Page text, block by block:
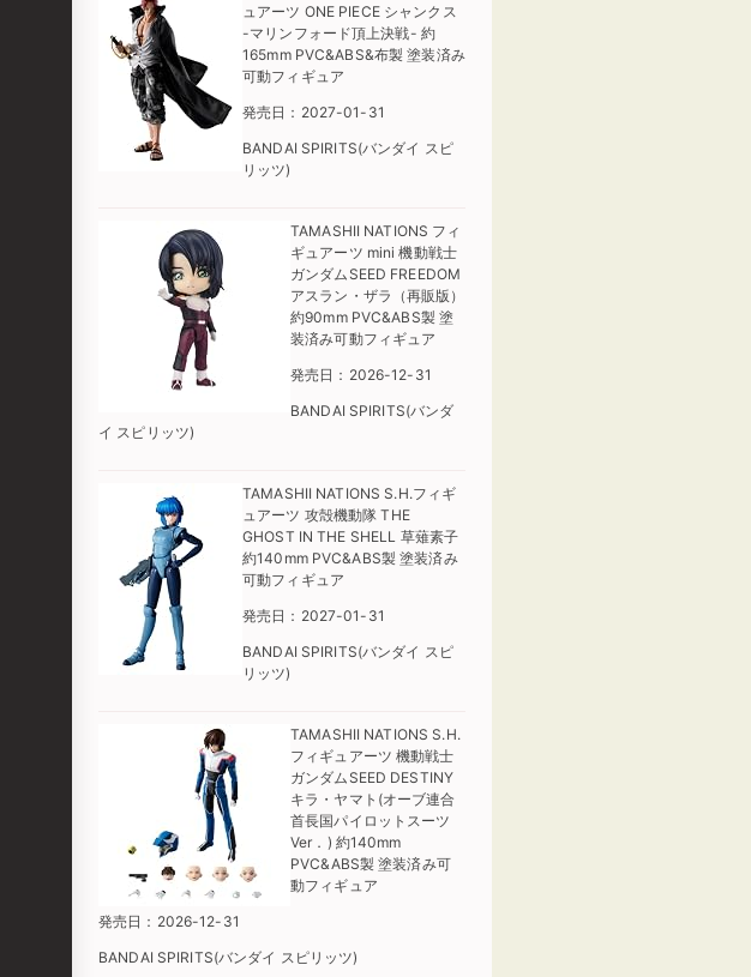
ュアーツ ONE PIECE シャンクス
-マリンフォード頂上決戦- 約
165mm PVC&ABS&布製 塗装済み
可動フィギュア
発売日：2027-01-31
BANDAI SPIRITS(バンダイ スピ
リッツ)
TAMASHII NATIONS フィ
ギュアーツ mini 機動戦士
ガンダムSEED FREEDOM
アスラン・ザラ（再販版）
約90mm PVC&ABS製 塗
装済み可動フィギュア
発売日：2026-12-31
BANDAI SPIRITS(バンダ
イ スピリッツ)
TAMASHII NATIONS S.H.フィギ
ュアーツ 攻殻機動隊 THE
GHOST IN THE SHELL 草薙素子
約140mm PVC&ABS製 塗装済み
可動フィギュア
発売日：2027-01-31
BANDAI SPIRITS(バンダイ スピ
リッツ)
TAMASHII NATIONS S.H.
フィギュアーツ 機動戦士
ガンダムSEED DESTINY
キラ・ヤマト(オーブ連合
首長国パイロットスーツ
Ver．) 約140mm
PVC&ABS製 塗装済み可
動フィギュア
発売日：2026-12-31
BANDAI SPIRITS(バンダイ スピリッツ)